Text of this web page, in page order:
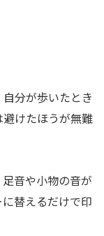
分が歩いたとき
けたほうが無難
音や小物の音が
替えるだけで印